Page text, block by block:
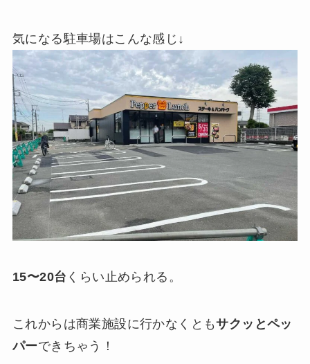
気になる駐車場はこんな感じ↓
15〜20台 くらい止められる。
これからは商業施設に行かなくともサクッとペッ
パーできちゃう！